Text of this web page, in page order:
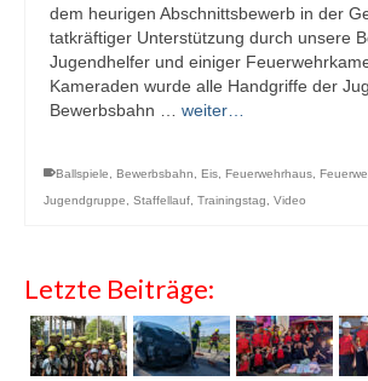
dem heurigen Abschnittsbewerb in der
tatkräftiger Unterstützung durch unsere
Jugendhelfer und einiger
Kameraden wurde alle Handgriffe der
Bewerbsbahn … weiter…
Ballspiele Bewerbsbahn Eis Feuerwehrhaus
Jugendgruppe
Staffellauf Trainingstag Video
Letzte Beiträge: